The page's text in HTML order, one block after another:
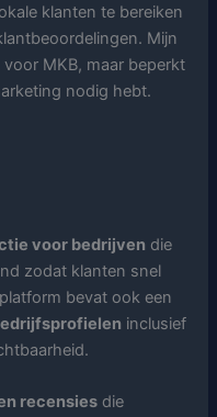
klanten te bereiken
Mijn
MKB, maar beperkt
nodig hebt.
voor bedrijven die
zodat klanten snel
bevat ook een
inclusief
recensies die